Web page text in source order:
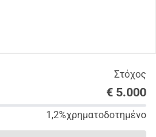
Στόχος
€ 5.000
1,2%χρηματοδοτημένο